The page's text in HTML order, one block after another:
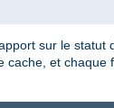
sur le statut
cache, et